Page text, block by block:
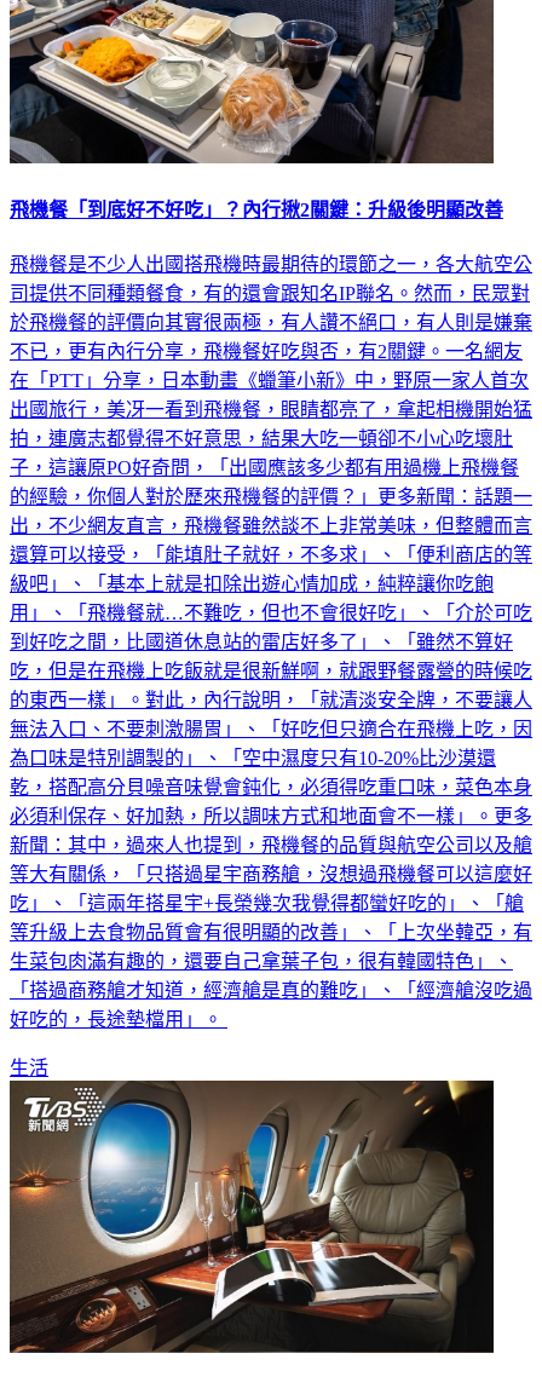
飛機餐「到底好不好吃」？內行揪2關鍵：升級後明顯改善
飛機餐是不少人出國搭飛機時最期待的環節之一，各大航空公
司提供不同種類餐食，有的還會跟知名IP聯名。然而，民眾對
於飛機餐的評價向其實很兩極，有人讚不絕口，有人則是嫌棄
不已，更有內行分享，飛機餐好吃與否，有2關鍵。一名網友
在「PTT」分享，日本動畫《蠟筆小新》中，野原一家人首次
出國旅行，美冴一看到飛機餐，眼睛都亮了，拿起相機開始猛
拍，連廣志都覺得不好意思，結果大吃一頓卻不小心吃壞肚
子，這讓原PO好奇問，「出國應該多少都有用過機上飛機餐
的經驗，你個人對於歷來飛機餐的評價？」更多新聞：話題一
出，不少網友直言，飛機餐雖然談不上非常美味，但整體而言
還算可以接受，「能填肚子就好，不多求」、「便利商店的等
級吧」、「基本上就是扣除出遊心情加成，純粹讓你吃飽
用」、「飛機餐就…不難吃，但也不會很好吃」、「介於可吃
到好吃之間，比國道休息站的雷店好多了」、「雖然不算好
吃，但是在飛機上吃飯就是很新鮮啊，就跟野餐露營的時候吃
的東西一樣」。對此，內行說明，「就清淡安全牌，不要讓人
無法入口、不要刺激腸胃」、「好吃但只適合在飛機上吃，因
為口味是特別調製的」、「空中濕度只有10-20%比沙漠還
乾，搭配高分貝噪音味覺會鈍化，必須得吃重口味，菜色本身
必須利保存、好加熱，所以調味方式和地面會不一樣」。更多
新聞：其中，過來人也提到，飛機餐的品質與航空公司以及艙
等大有關係，「只搭過星宇商務艙，沒想過飛機餐可以這麼好
吃」、「這兩年搭星宇+長榮幾次我覺得都蠻好吃的」、「艙
等升級上去食物品質會有很明顯的改善」、「上次坐韓亞，有
生菜包肉滿有趣的，還要自己拿葉子包，很有韓國特色」、
「搭過商務艙才知道，經濟艙是真的難吃」、「經濟艙沒吃過
好吃的，長途墊檔用」。
生活